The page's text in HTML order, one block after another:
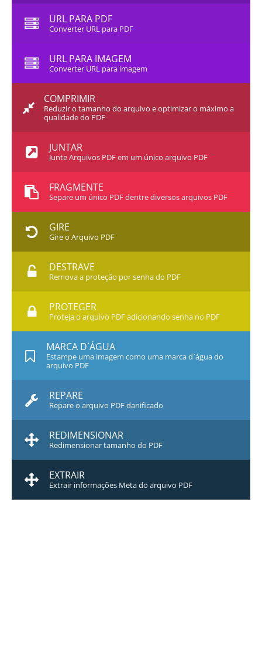
URL PARA PDF
Converter URL para PDF
URL PARA IMAGEM
Converter URL para imagem
COMPRIMIR
Reduzir o tamanho do arquivo e optimizar o máximo a
qualidade do PDF
JUNTAR
Junte Arquivos PDF em um único arquivo PDF
FRAGMENTE
Separe um único PDF dentre diversos arquivos PDF
GIRE
Gire o Arquivo PDF
DESTRAVE
Remova a proteção por senha do PDF
PROTEGER
Proteja o arquivo PDF adicionando senha no PDF
MARCA D`ÁGUA
Estampe uma imagem como uma marca d`água do
arquivo PDF
REPARE
Repare o arquivo PDF danificado
REDIMENSIONAR
Redimensionar tamanho do PDF
EXTRAIR
Extrair informações Meta do arquivo PDF